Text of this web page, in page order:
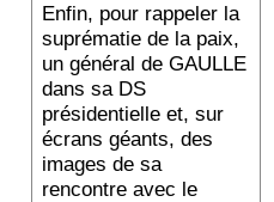
Enfin, pour rappeler la
suprématie de la paix,
un général de GAULLE
dans sa DS
présidentielle et, sur
écrans géants, des
images de sa
rencontre avec le